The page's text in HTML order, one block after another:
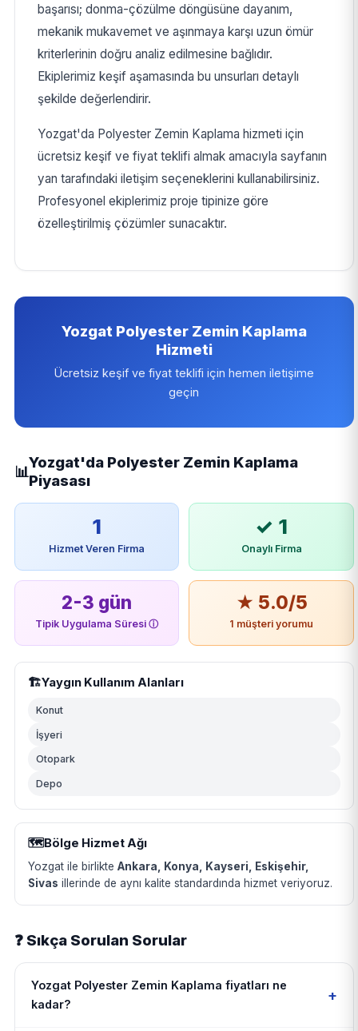
başarısı; donma-çözülme döngüsüne dayanım,
mekanik mukavemet ve aşınmaya karşı uzun ömür
kriterlerinin doğru analiz edilmesine bağlıdır.
Ekiplerimiz keşif aşamasında bu unsurları detaylı
şekilde değerlendirir.
Yozgat'da Polyester Zemin Kaplama hizmeti için
ücretsiz keşif ve fiyat teklifi almak amacıyla sayfanın
yan tarafındaki iletişim seçeneklerini kullanabilirsiniz.
Profesyonel ekiplerimiz proje tipinize göre
özelleştirilmiş çözümler sunacaktır.
Yozgat Polyester Zemin Kaplama
Hizmeti
Ücretsiz keşif ve fiyat teklifi için hemen iletişime
geçin
📊
Yozgat'da Polyester Zemin Kaplama
Piyasası
1
Hizmet Veren Firma
✓ 1
Onaylı Firma
2-3 gün
Tipik Uygulama Süresiⓘ
★ 5.0/5
1 müşteri yorumu
🏗️Yaygın Kullanım Alanları
Konut
İşyeri
Otopark
Depo
🗺️Bölge Hizmet Ağı
Yozgat ile birlikte Ankara, Konya, Kayseri, Eskişehir,
Sivas illerinde de aynı kalite standardında hizmet veriyoruz.
❓ Sıkça Sorulan Sorular
Yozgat Polyester Zemin Kaplama fiyatları ne
kadar?
+